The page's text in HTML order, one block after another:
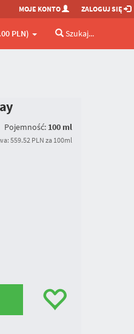
MOJE KONTO ZALOGUJ SIĘ
PLN) Szukaj...
Pojemność: 100 ml
559.52 PLN za 100ml